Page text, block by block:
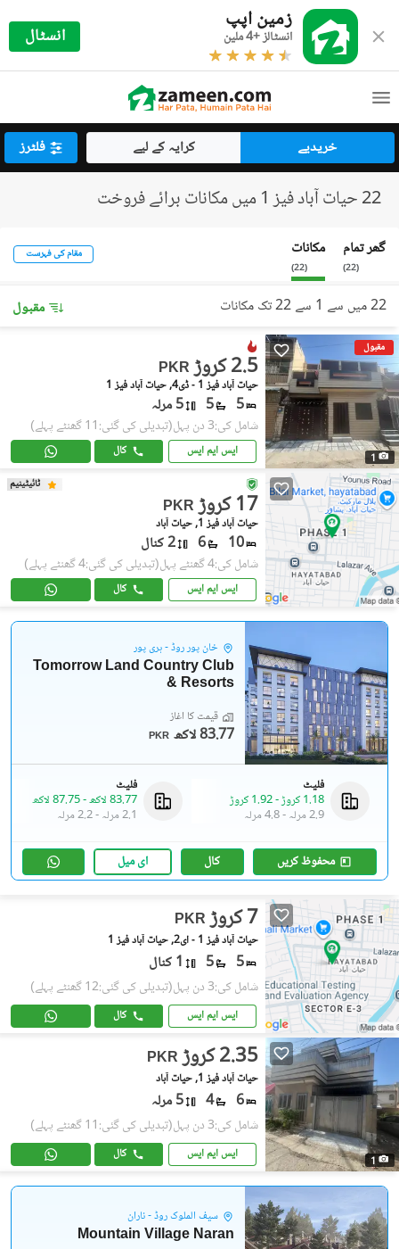
زمین اپپ
انسٹالز +4 ملین انسٹال
خریدیے کرایہ کے لیے فلٹرز
22 حیات آباد فیز 1 میں مکانات برائے فروخت
گھر تمام
(
22
)
مکانات
(
22
)
مقام کی فہرست
22 میں سے 1 سے 22 تک مکانات مقبول
مقبول
1
PKR 2.5 کروڑ
حیات آباد فیز 1 - ڈی4, حیات آباد فیز 1
5
5 5 مرلہ
شامل کی:3 دن پہل (تبدیلی کی گئی:11 گھنٹے پہلے)
ایس ایم ایس کال
ٹائیٹینیم
PKR 17 کروڑ
حیات آباد فیز 1, حیات آباد
10
6 2 کنال
شامل کی:4 گھنٹے پہل (تبدیلی کی گئی:4 گھنٹے پہلے)
ایس ایم ایس کال
خان پور روڈ - ہری پور
Tomorrow Land Country Club
& Resorts
قیمت کا آغاز
PKR 83.77 لاکھ
فلیٹ
1.18 کروڑ
-1.92 کروڑ
2.9 مرلہ
-4.8 مرلہ
فلیٹ
83.77 لاکھ
-87.75 لاکھ
2.1 مرلہ
-2.2 مرلہ
محفوظ کریں کال ای میل
PKR 7 کروڑ
حیات آباد فیز 1 - ای2, حیات آباد فیز 1
5
5 1 کنال
شامل کی:3 دن پہل (تبدیلی کی گئی:12 گھنٹے پہلے)
ایس ایم ایس کال
1
PKR 2.35 کروڑ
حیات آباد فیز 1, حیات آباد
6
4 5 مرلہ
شامل کی:3 دن پہل (تبدیلی کی گئی:11 گھنٹے پہلے)
ایس ایم ایس کال
سیف الملوک روڈ - ناران
Mountain Village Naran